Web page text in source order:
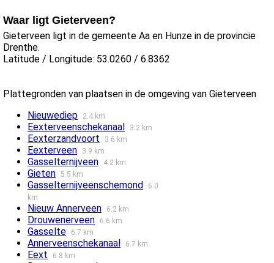
Waar ligt Gieterveen?
Gieterveen ligt in de gemeente Aa en Hunze in de provincie
Drenthe.
Latitude / Longitude: 53.0260 / 6.8362
Plattegronden van plaatsen in de omgeving van Gieterveen
Nieuwediep
2.4 km
Eexterveenschekanaal 3.2 km
Eexterzandvoort 3.6 km
Eexterveen 3.9 km
Gasselternijveen 4.2 km
Gieten 5.5 km
Gasselternijveenschemond
6.0
km
Nieuw Annerveen 6.2 km
Drouwenerveen 6.6 km
Gasselte 6.7 km
Annerveenschekanaal 6.7 km
Eext 6.8 km